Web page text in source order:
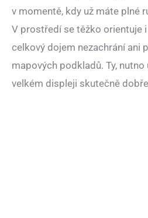
v momentě, kdy už máte plné
V prostředí se těžko orientuje
celkový dojem nezachrání ani
mapových podkladů. Ty, nutno
velkém displeji skutečně